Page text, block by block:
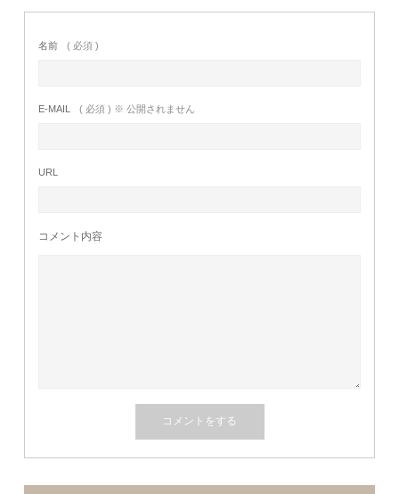
名前 ( 必須 )
E-MAIL ( 必須 ) ※ 公開されません
URL
コメント内容